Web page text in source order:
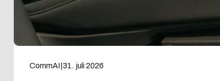
CommAI 31. juli 2026